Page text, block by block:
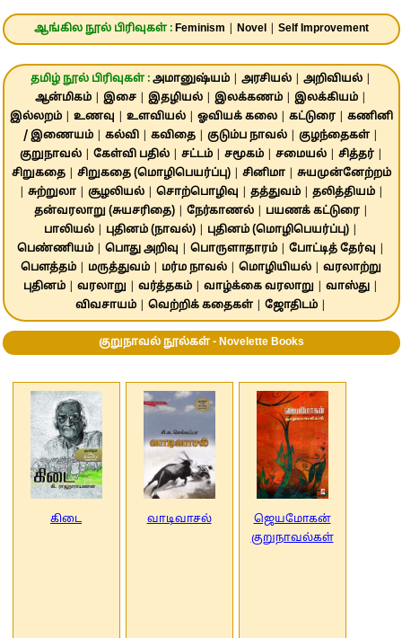
ஆங்கில நூல் பிரிவுகள் : Feminism Novel| Self Improvement
தமிழ் நூல் பிரிவுகள் : அமானுஷ்யம் அரசியல் அறிவியல்
ஆன்மிகம்
இசை இதழியல் இலக்கணம் இலக்கியம்
இல்லறம்| உணவு உளவியல்| ஓவியக் கலை| கட்டுரை| கணினி
/ இணையம்
கல்வி கவிதை குடும்ப நாவல் குழந்தைகள்|
குறுநாவல்| கேள்வி பதில்| சட்டம்| சமூகம்| சமையல்| சித்தர்|
சிறுகதை| சிறுகதை (மொழிபெயர்ப்பு)| சினிமா| சுயமுன்னேற்றம்
சுற்றுலா| சூழலியல்| சொற்பொழிவு தத்துவம்| தலித்தியம்|
தன்வரலாறு (சுயசரிதை)| நேர்காணல்| பயணக் கட்டுரை|
பாலியல்
புதினம் (நாவல்) புதினம் (மொழிபெயர்ப்பு)
பெண்ணியம்
பொது அறிவு பொருளாதாரம் போட்டித் தேர்வு
பௌத்தம்
மருத்துவம் மர்ம நாவல் மொழியியல்
வரலாற்று
புதினம்
வரலாறு வர்த்தகம் வாழ்க்கை வரலாறு வாஸ்து
விவசாயம்
வெற்றிக் கதைகள்| ஜோதிடம்
குறுநாவல் நூல்கள் - Novelette Books
கிடை வாடிவாசல்
ஜெயமோகன்
குறுநாவல்கள்